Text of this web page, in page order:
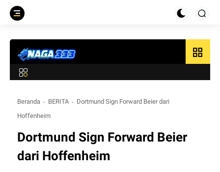
grid_view
Beranda BERITA
Dortmund Sign Forward Beier dari
Hoffenheim
Dortmund Sign Forward Beier
dari Hoffenheim